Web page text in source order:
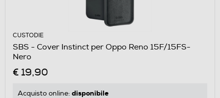
CUSTODIE
SBS - Cover Instinct per Oppo Reno 15F/15FS-
Nero
€ 19,90
Acquisto online: disponibile